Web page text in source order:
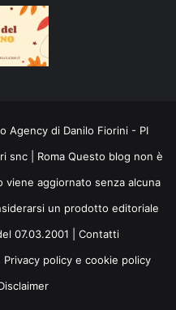
Agency di Danilo Fiorini - PI
snc | Roma Questo blog non è
aggiornato senza alcuna
un prodotto editoriale
07.03.2001 | Contatti
Privacy policy e cookie policy